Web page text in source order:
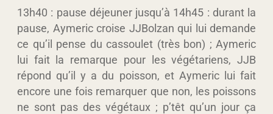
13h40 : pause déjeuner jusqu’à 14h45 : durant la
pause, Aymeric croise JJBolzan qui lui demande
ce qu’il pense du cassoulet (très bon) ; Aymeric
lui fait la remarque pour les végétariens, JJB
répond qu’il y a du poisson, et Aymeric lui fait
encore une fois remarquer que non, les poissons
ne sont pas des végétaux ; p’têt qu’un jour ça